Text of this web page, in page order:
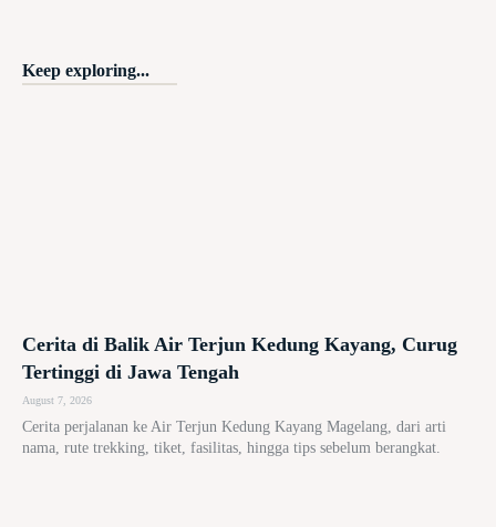
Keep exploring...
Cerita di Balik Air Terjun Kedung Kayang, Curug
Tertinggi di Jawa Tengah
August 7, 2026
Cerita perjalanan ke Air Terjun Kedung Kayang Magelang, dari arti
nama, rute trekking, tiket, fasilitas, hingga tips sebelum berangkat.